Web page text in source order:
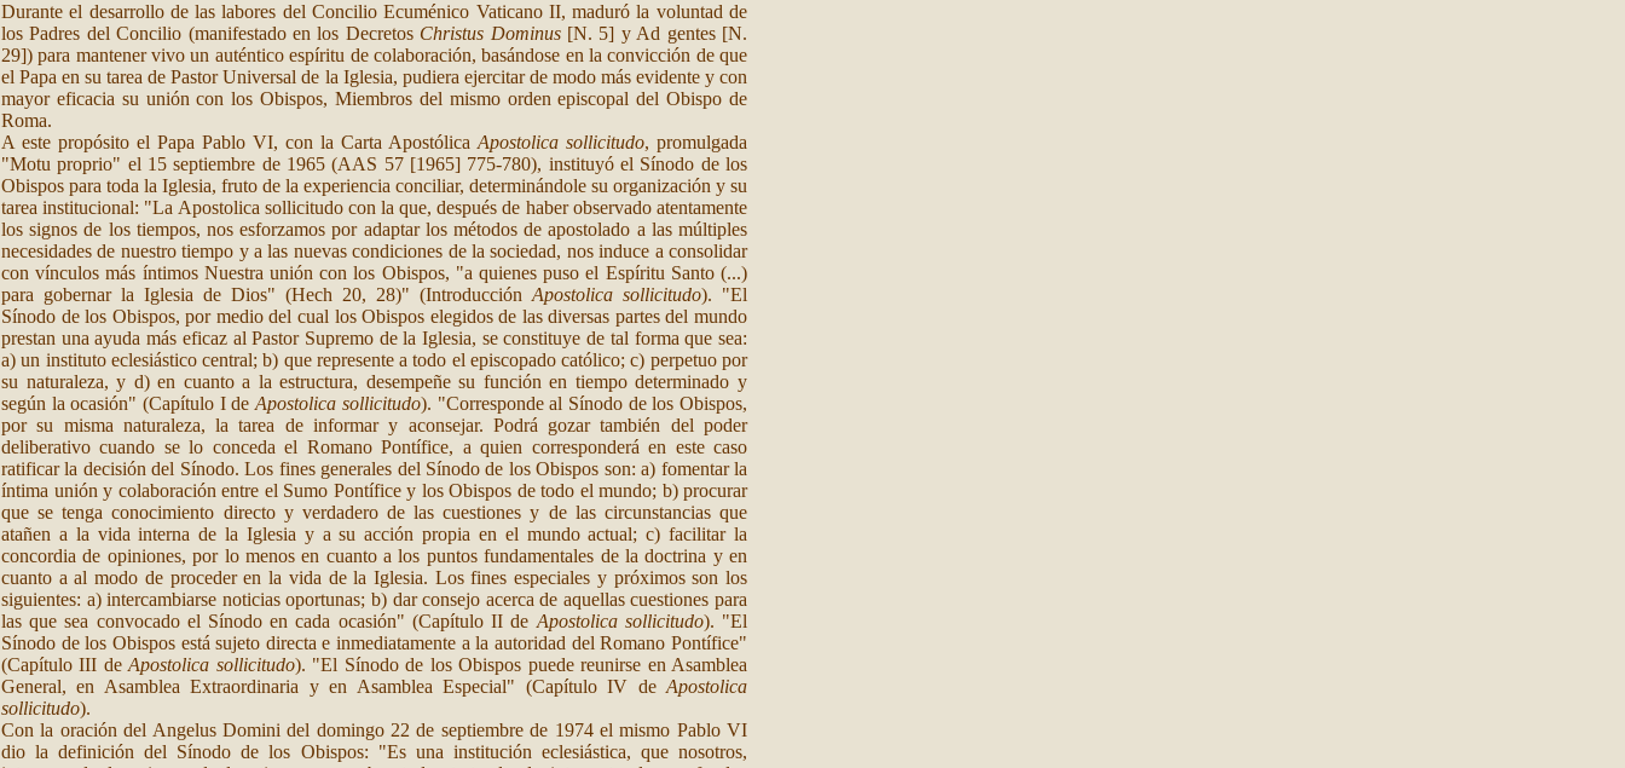
Durante el desarrollo de las labores del Concilio Ecuménico Vaticano II, maduró la voluntad de
los Padres del Concilio (manifestado en los Decretos Christus Dominus[N. 5] y Ad gentes [N.
29]) para mantener vivo un auténtico espíritu de colaboración, basándose en la convicción de que
el Papa en su tarea de Pastor Universal de la Iglesia, pudiera ejercitar de modo más evidente y con
mayor eficacia su unión con los Obispos, Miembros del mismo orden episcopal del Obispo de
Roma.
A este propósito el Papa Pablo VI, con la Carta Apostólica Apostolica sollicitudo, promulgada
"Motu proprio" el 15 septiembre de 1965 (AAS 57 [1965] 775-780), instituyó el Sínodo de los
Obispos para toda la Iglesia, fruto de la experiencia conciliar, determinándole su organización y su
tarea institucional: "La Apostolica sollicitudo con la que, después de haber observado atentamente
los signos de los tiempos, nos esforzamos por adaptar los métodos de apostolado a las múltiples
necesidades de nuestro tiempo y a las nuevas condiciones de la sociedad, nos induce a consolidar
con vínculos más íntimos Nuestra unión con los Obispos, "a quienes puso el Espíritu Santo (...)
para gobernar la Iglesia de Dios" (Hech 20, 28)" (Introducción Apostolica sollicitudo). "El
Sínodo de los Obispos, por medio del cual los Obispos elegidos de las diversas partes del mundo
prestan una ayuda más eficaz al Pastor Supremo de la Iglesia, se constituye de tal forma que sea:
a) un instituto eclesiástico central; b) que represente a todo el episcopado católico; c) perpetuo por
su naturaleza, y d) en cuanto a la estructura, desempeñe su función en tiempo determinado y
según la ocasión" (Capítulo I deApostolica sollicitudo). "Corresponde al Sínodo de los Obispos,
por su misma naturaleza, la tarea de informar y aconsejar. Podrá gozar también del poder
deliberativo cuando se lo conceda el Romano Pontífice, a quien corresponderá en este caso
ratificar la decisión del Sínodo. Los fines generales del Sínodo de los Obispos son: a) fomentar la
íntima unión y colaboración entre el Sumo Pontífice y los Obispos de todo el mundo; b) procurar
que se tenga conocimiento directo y verdadero de las cuestiones y de las circunstancias que
atañen a la vida interna de la Iglesia y a su acción propia en el mundo actual; c) facilitar la
concordia de opiniones, por lo menos en cuanto a los puntos fundamentales de la doctrina y en
cuanto a al modo de proceder en la vida de la Iglesia. Los fines especiales y próximos son los
siguientes: a) intercambiarse noticias oportunas; b) dar consejo acerca de aquellas cuestiones para
las que sea convocado el Sínodo en cada ocasión" (Capítulo II de Apostolica sollicitudo). "El
Sínodo de los Obispos está sujeto directa e inmediatamente a la autoridad del Romano Pontífice"
(Capítulo III deApostolica sollicitudo). "El Sínodo de los Obispos puede reunirse en Asamblea
General, en Asamblea Extraordinaria y en Asamblea Especial" (Capítulo IV de Apostolica
sollicitudo).
Con la oración del Angelus Domini del domingo 22 de septiembre de 1974 el mismo Pablo VI
dio la definición del Sínodo de los Obispos: "Es una institución eclesiástica, que nosotros,